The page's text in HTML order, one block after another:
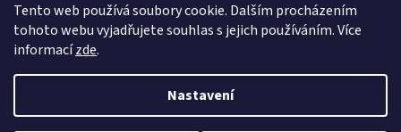
Tento web používá soubory cookie. Dalším procházením
tohoto webu vyjadřujete souhlas s jejich používáním. Více
informacízde.
Nastavení
Oficiální partner Biohort pro Českou republiku
Vytvořil Shoptet